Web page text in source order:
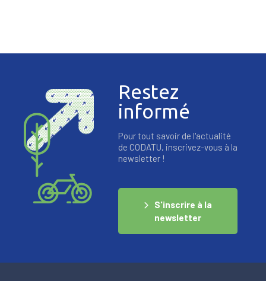
Restez
informé
Pour tout savoir de l'actualité
de CODATU, inscrivez-vous à la
newsletter !
S'inscrire à la
newsletter